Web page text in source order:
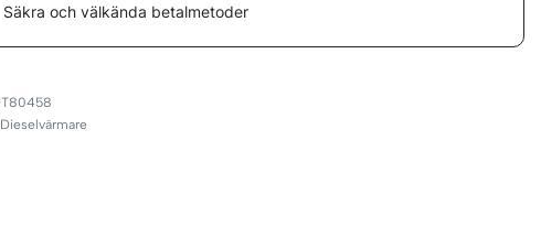
Säkra och välkända betalmetoder
T80458
Dieselvärmare